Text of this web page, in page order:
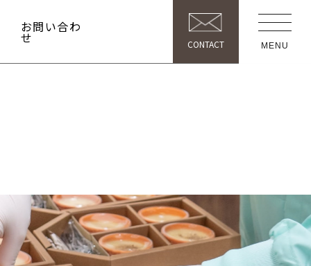
お問い合わ
せ CONTACT MENU